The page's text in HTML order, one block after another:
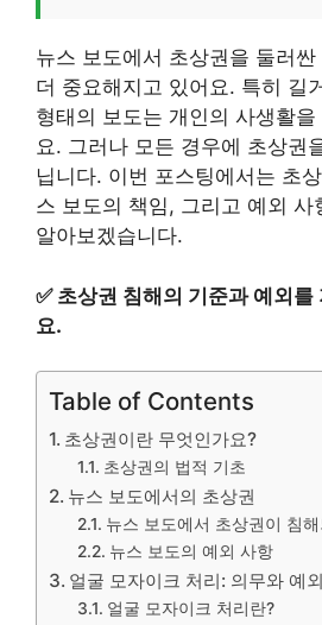
뉴스 보도에서 초상권을 둘러
더 중요해지고 있어요. 특히 길
형태의 보도는 개인의 사생활
요. 그러나 모든 경우에 초상권
닙니다. 이번 포스팅에서는 초
스 보도의 책임, 그리고 예외 사
알아보겠습니다.
✅ 초상권 침해의 기준과 예외를
요.
Table of Contents
초상권이란 무엇인가요?
초상권의 법적 기초
뉴스 보도에서의 초상권
뉴스 보도에서 초상권이 침
뉴스 보도의 예외 사항
얼굴 모자이크 처리: 의무와 예
얼굴 모자이크 처리란?